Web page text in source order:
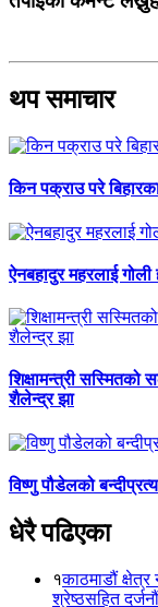
थप समाचार
किन पक्राउ परे
ऐनबहादुर महरलाई गोली
शिक्षामन्त्री सस्मितको
शैलेन्द्र झा
विष्णु पौडेलको
धेरै पढिएका
१काठमाडौं
श्रेष्ठसहित